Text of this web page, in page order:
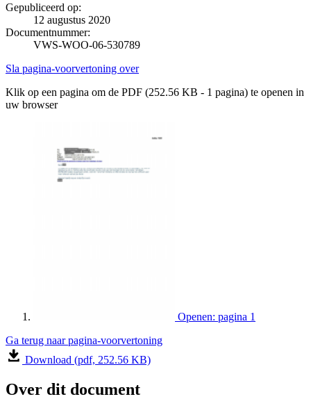
Gepubliceerd op:
12 augustus 2020
Documentnummer:
VWS-WOO-06-530789
Sla pagina-voorvertoning over
Klik op een pagina om de PDF (252.56 KB - 1 pagina) te openen in
uw browser
Openen: pagina 1
Ga terug naar pagina-voorvertoning
Download (pdf, 252.56 KB)
Over dit document